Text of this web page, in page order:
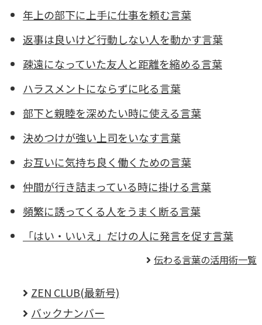
年上の部下に上手に仕事を頼む言葉
返事は良いけど行動しない人を動かす言葉
疎遠になっていた友人と距離を縮める言葉
ハラスメントにならずに叱る言葉
部下と親睦を深めたい時に使える言葉
決めつけが強い上司をいなす言葉
お互いに気持ち良く働くための言葉
仲間が行き詰まっている時に掛ける言葉
頻繁に誘ってくる人をうまく断る言葉
「はい・いいえ」だけの人に発言を促す言葉
伝わる言葉の活用術一覧
ZEN CLUB(最新号)
バックナンバー